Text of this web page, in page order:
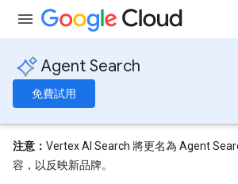
Agent Search
免費試用
注意： Vertex AI Search 將更名為 Agent
容，以反映新品牌。